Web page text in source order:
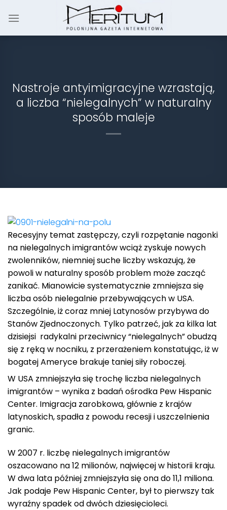
Nastroje antyimigracyjne wzrastają,
a liczba “nielegalnych” w naturalny
sposób maleje
Recesyjny temat zastępczy, czyli rozpętanie nagonki
na nielegalnych imigrantów wciąż zyskuje nowych
zwolenników, niemniej suche liczby wskazują, że
powoli w naturalny sposób problem może zacząć
zanikać. Mianowicie systematycznie zmniejsza się
liczba osób nielegalnie przebywających w USA.
Szczególnie, iż coraz mniej Latynosów przybywa do
Stanów Zjednoczonych. Tylko patrzeć, jak za kilka lat
dzisiejsi radykalni przeciwnicy “nielegalnych” obudzą
się z ręką w nocniku, z przerażeniem konstatując, iż w
bogatej Ameryce brakuje taniej siły roboczej.
W USA zmniejszyła się trochę liczba nielegalnych
imigrantów – wynika z badań ośrodka Pew Hispanic
Center. Imigracja zarobkowa, głównie z krajów
latynoskich, spadła z powodu recesji i uszczelnienia
granic.
W 2007 r. liczbę nielegalnych imigrantów
oszacowano na 12 milionów, najwięcej w historii kraju.
W dwa lata później zmniejszyła się ona do 11,1 miliona.
Jak podaje Pew Hispanic Center, był to pierwszy tak
wyraźny spadek od dwóch dziesięcioleci.